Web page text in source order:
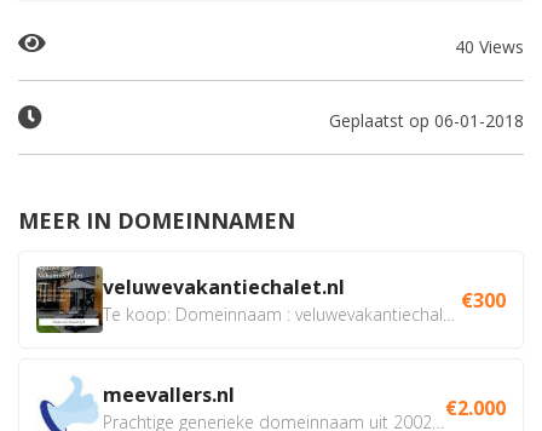
40 Views
Geplaatst op 06-01-2018
MEER IN DOMEINNAMEN
veluwevakantiechalet.nl €300
meevallers.nl €2.000